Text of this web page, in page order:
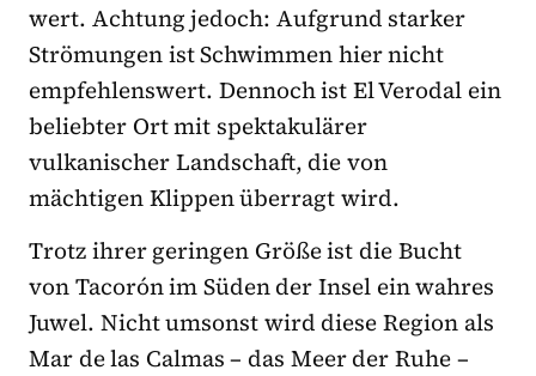
wert. Achtung jedoch: Aufgrund starker
Strömungen ist Schwimmen hier nicht
empfehlenswert. Dennoch ist El Verodal ein
beliebter Ort mit spektakulärer
vulkanischer Landschaft, die von
mächtigen Klippen überragt wird.
Trotz ihrer geringen Größe ist die Bucht
von Tacorón im Süden der Insel ein wahres
Juwel. Nicht umsonst wird diese Region als
Mar de las Calmas – das Meer der Ruhe –